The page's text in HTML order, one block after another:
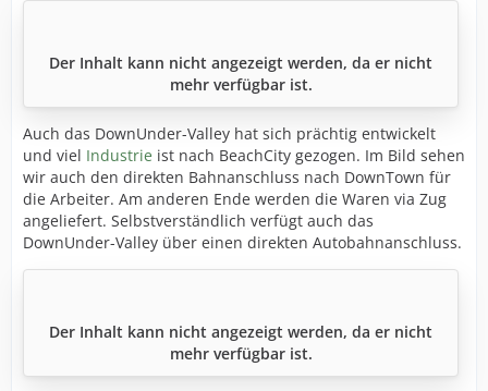
Der Inhalt kann nicht angezeigt werden, da er nicht
mehr verfügbar ist.
Auch das DownUnder-Valley hat sich prächtig entwickelt
und viel Industrie ist nach BeachCity gezogen. Im Bild sehen
wir auch den direkten Bahnanschluss nach DownTown für
die Arbeiter. Am anderen Ende werden die Waren via Zug
angeliefert. Selbstverständlich verfügt auch das
DownUnder-Valley über einen direkten Autobahnanschluss.
Der Inhalt kann nicht angezeigt werden, da er nicht
mehr verfügbar ist.